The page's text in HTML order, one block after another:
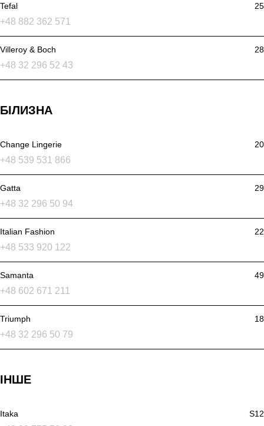
Tefal 25
+48 882 362 571
Villeroy & Boch 28
+48 32 296 52 43
БІЛИЗНА
Change Lingerie 20
+48 539 531 866
Gatta 29
+48 32 296 50 94
Italian Fashion 22
+48 533 920 122
Samanta 49
+48 602 671 211
Triumph 18
+48 32 296 50 79
ІНШЕ
Itaka S12